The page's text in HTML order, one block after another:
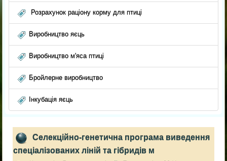
Розрахунок раціону корму для птиці
Виробництво яєць
Виробництво м'яса птиці
Бройлерне виробництво
Інкубація яєць
Селекційно-генетична програма виведення
спеціалізованих ліній та гібридів м